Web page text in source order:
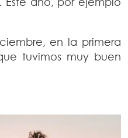
en la primera
tuvimos muy buen